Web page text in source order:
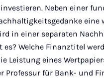
Neben einer
in einer separaten
Welche Finanztitel
Leistung eines
Professur für Bank- und